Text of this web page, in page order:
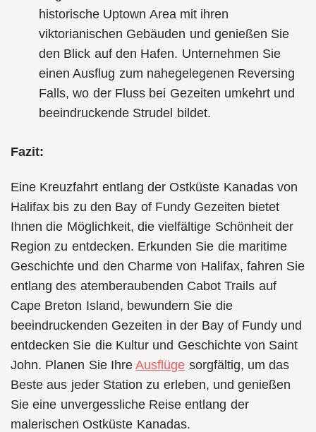
historische Uptown Area mit ihren
viktorianischen Gebäuden und genießen Sie
den Blick auf den Hafen. Unternehmen Sie
einen Ausflug zum nahegelegenen Reversing
Falls, wo der Fluss bei Gezeiten umkehrt und
beeindruckende Strudel bildet.
Fazit:
Eine Kreuzfahrt entlang der Ostküste Kanadas von
Halifax bis zu den Bay of Fundy Gezeiten bietet
Ihnen die Möglichkeit, die vielfältige Schönheit der
Region zu entdecken. Erkunden Sie die maritime
Geschichte und den Charme von Halifax, fahren Sie
entlang des atemberaubenden Cabot Trails auf
Cape Breton Island, bewundern Sie die
beeindruckenden Gezeiten in der Bay of Fundy und
entdecken Sie die Kultur und Geschichte von Saint
John. Planen Sie IhreAusflüge sorgfältig, um das
Beste aus jeder Station zu erleben, und genießen
Sie eine unvergessliche Reise entlang der
malerischen Ostküste Kanadas.